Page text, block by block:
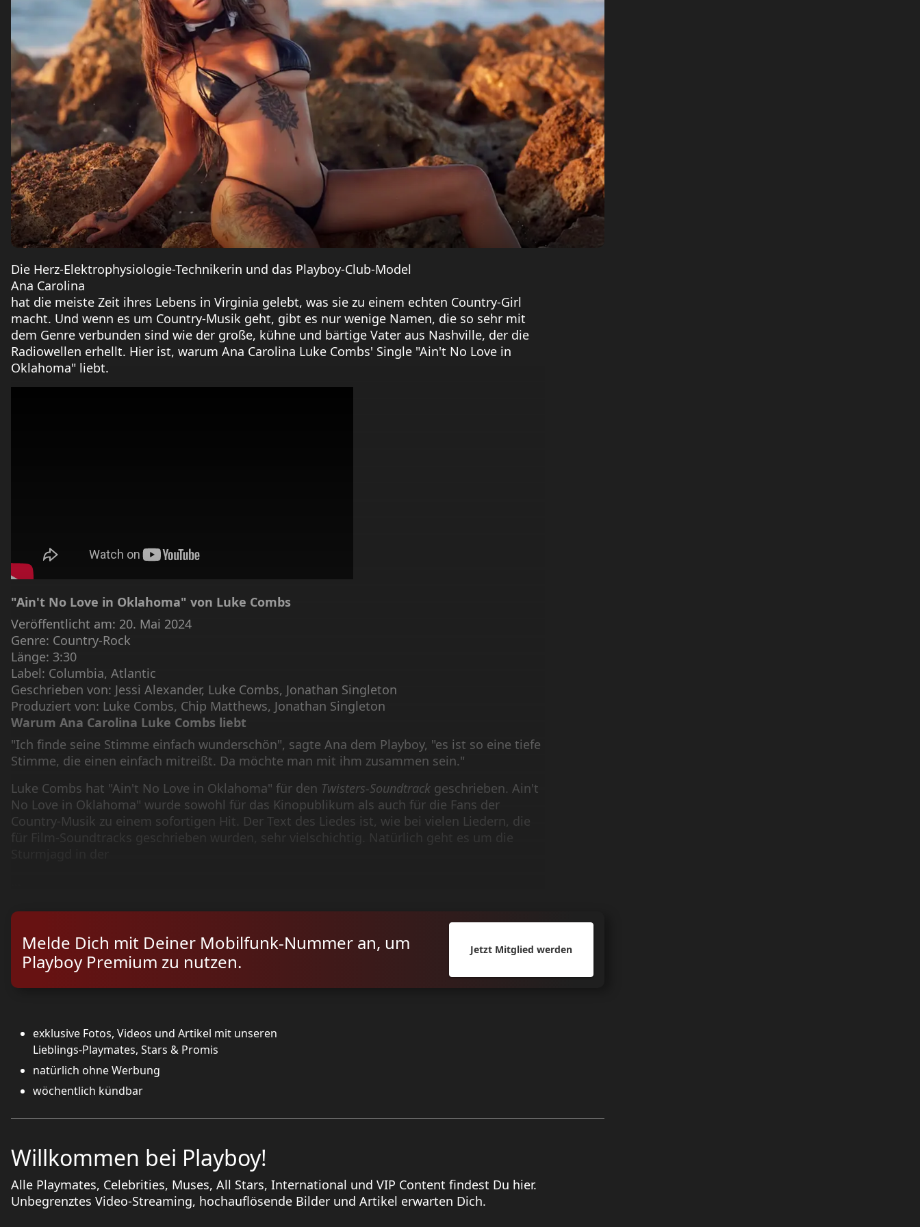
Die Herz-Elektrophysiologie-Technikerin und das Playboy-Club-Model
Ana Carolina
hat die meiste Zeit ihres Lebens in Virginia gelebt, was sie zu einem echten Country-Girl
macht. Und wenn es um Country-Musik geht, gibt es nur wenige Namen, die so sehr mit
dem Genre verbunden sind wie der große, kühne und bärtige Vater aus Nashville, der die
Radiowellen erhellt. Hier ist, warum Ana Carolina Luke Combs' Single "Ain't No Love in
Oklahoma" liebt.
"Ain't No Love in Oklahoma" von Luke Combs
Veröffentlicht am: 20. Mai 2024
Genre: Country-Rock
Länge: 3:30
Label: Columbia, Atlantic
Geschrieben von: Jessi Alexander, Luke Combs, Jonathan Singleton
Produziert von: Luke Combs, Chip Matthews, Jonathan Singleton
Warum Ana Carolina Luke Combs liebt
"Ich finde seine Stimme einfach wunderschön", sagte Ana dem Playboy, "es ist so eine tiefe
Stimme, die einen einfach mitreißt. Da möchte man mit ihm zusammen sein."
Luke Combs hat "Ain't No Love in Oklahoma" für den Twisters-Soundtrack geschrieben. Ain't
No Love in Oklahoma" wurde sowohl für das Kinopublikum als auch für die Fans der
Country-Musik zu einem sofortigen Hit. Der Text des Liedes ist, wie bei vielen Liedern, die
für Film-Soundtracks geschrieben wurden, sehr vielschichtig. Natürlich geht es um die
Melde Dich mit Deiner Mobilfunk-Nummer an, um
Playboy Premium zu nutzen.
Jetzt Mitglied werden
exklusive Fotos, Videos und Artikel mit unseren
Lieblings-Playmates, Stars & Promis
natürlich ohne Werbung
wöchentlich kündbar
Willkommen bei Playboy!
Alle Playmates, Celebrities, Muses, All Stars, International und VIP Content findest Du hier.
Unbegrenztes Video-Streaming, hochauflösende Bilder und Artikel erwarten Dich.